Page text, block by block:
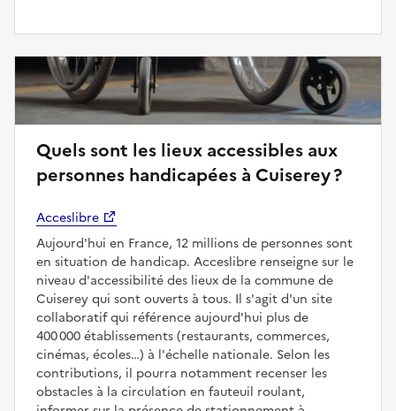
Quels sont les lieux accessibles aux
personnes handicapées à Cuiserey ?
Acceslibre
Aujourd'hui en France, 12 millions de personnes sont
en situation de handicap. Acceslibre renseigne sur le
niveau d'accessibilité des lieux de la commune de
Cuiserey qui sont ouverts à tous. Il s'agit d'un site
collaboratif qui référence aujourd'hui plus de
400 000 établissements (restaurants, commerces,
cinémas, écoles…) à l'échelle nationale. Selon les
contributions, il pourra notamment recenser les
obstacles à la circulation en fauteuil roulant,